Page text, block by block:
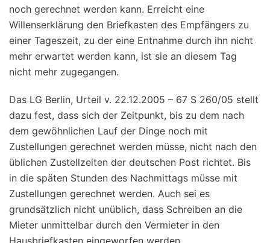
noch gerechnet werden kann. Erreicht eine
Willenserklärung den Briefkasten des Empfängers zu
einer Tageszeit, zu der eine Entnahme durch ihn nicht
mehr erwartet werden kann, ist sie an diesem Tag
nicht mehr zugegangen.
Das LG Berlin, Urteil v. 22.12.2005 – 67 S 260/05 stellt
dazu fest, dass sich der Zeitpunkt, bis zu dem nach
dem gewöhnlichen Lauf der Dinge noch mit
Zustellungen gerechnet werden müsse, nicht nach den
üblichen Zustellzeiten der deutschen Post richtet. Bis
in die späten Stunden des Nachmittags müsse mit
Zustellungen gerechnet werden. Auch sei es
grundsätzlich nicht unüblich, dass Schreiben an die
Mieter unmittelbar durch den Vermieter in den
Hausbriefkasten eingeworfen werden.